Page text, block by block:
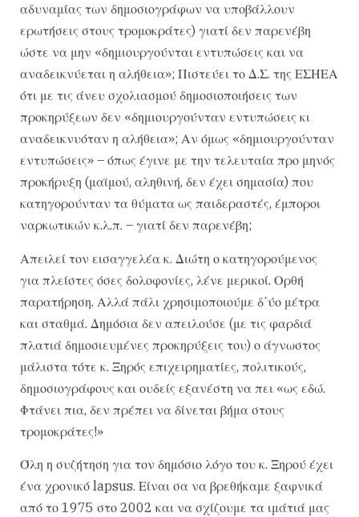
αδυναμίας των δημοσιογράφων να υποβάλλουν
ερωτήσεις στους τρομοκράτες) γιατί δεν παρενέβη
ώστε να μην «δημιουργούνται εντυπώσεις και να
αναδεικνύεται η αλήθεια»; Πιστεύει το Δ.Σ. της ΕΣΗΕΑ
ότι με τις άνευ σχολιασμού δημοσιοποιήσεις των
προκηρύξεων δεν «δημιουργούνταν εντυπώσεις κι
αναδεικνυόταν η αλήθεια»; Αν όμως «δημιουργούνταν
εντυπώσεις» – όπως έγινε με την τελευταία προ μηνός
προκήρυξη (μαϊμού, αληθινή, δεν έχει σημασία) που
κατηγορούνταν τα θύματα ως παιδεραστές, έμποροι
ναρκωτικών κ.λ.π. – γιατί δεν παρενέβη;
Απειλεί τον εισαγγελέα κ. Διώτη ο κατηγορούμενος
για πλείστες όσες δολοφονίες, λένε μερικοί. Ορθή
παρατήρηση. Αλλά πάλι χρησιμοποιούμε δ΄ύο μέτρα
και σταθμά. Δημόσια δεν απειλούσε (με τις φαρδιά
πλατιά δημοσιευμένες προκηρύξεις του) ο άγνωστος
μάλιστα τότε κ. Ξηρός επιχειρηματίες, πολιτικούς,
δημοσιογράφους και ουδείς εξανέστη να πει «ως εδώ.
Φτάνει πια, δεν πρέπει να δίνεται βήμα στους
τρομοκράτες!»
Όλη η συζήτηση για τον δημόσιο λόγο του κ. Ξηρού έχει
ένα χρονικό lapsus. Είναι σα να βρεθήκαμε ξαφνικά
από το 1975 στο 2002 και να σχίζουμε τα ιμάτιά μας